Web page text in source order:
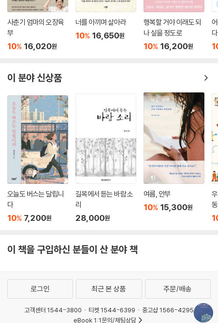
수행을 평가하기 시작합니다. 그 순간 명상은 우리에게 조건 없는 자유를
가져다주는 시간이 아니라 과거의 모양을 재현해야 하는 숙제가 됩니다.
--- 「눈부신 체험에 속지 말자」 중에서
한번은 건물 입구에서 문을 아무리 밀어도 꿈쩍도 하지 않았던 적이 있습
움직이지 않았습니다. 그제야 알게 되었습니다. 그 문이 자동문이었다는
었다는 듯 저절로 열렸습니다. 그때 이런 생각이 들었습니다.
‘아, 내가 열어서 열린 게 아니었구나.’
‘원래부터 열리는 것인데, 내가 꼭 열어야 한다고 생각하면서 막고 있었던
거구나.’
--- 「내가 하는 게 아니다」 중에서
평온과 깨달음은 먼 미래에 도달해야 할 거창한 목적지가 아니다. 이미 늘
여기 있었지만, 너무 바쁘게 달리느라 보지 못했던 ‘지금 이 자리’의 소중함
을 알아차리는 일이다. 이 책은 곽정은 작가의 말처럼 성찰이라는 인생의
두 번째 길을 걷도록 돕는다. 자신의 생각을 좀 더 객관적으로 바라보고, 지
조용한 발견
혜민 스님은 우리가 이미 하늘처럼 넓고 바다처럼 깊은 존재임을 따뜻한
언어로 일깨운다. 우리는 더 나아져야 괜찮아지는 존재가 아니라는 것이
다. 이미 충분히 잘 살아가고 있다는 사실을 알아차리고 스스로를 밀어붙
이던 힘을 천천히 풀어보라고 제안한다. 불교의 ‘본래성불’이나 조건 없는
사랑의 가르침이 말하는 것처럼, 깨달음은 새롭게 얻어내는 게 아니라 이
미 늘 그 자리에 있었음을 알아차리는 일이다.
우리는 그동안 무언가를 더해야 한다고 믿으며 살아왔다. 어쩌면 한 걸음
만 뒤로 물러서면 스스로 열리는 자동문을 애써 열려고 힘을 쓰고 있었을
만들어 놓은 ‘나’를 내려놓고 처음부터 변한 적 없던 고요하고 ‘온전한 자
신’을 만나게 된다. 이 발견은 거창하거나 극적인 사건이 아니라 일상에서
그래서다. 이 책은 강하게 흔들지 않는다. 대신 조용히 스며든다. 읽다가 멈
추고, 생각을 바라보다 멈추는 그 사이에서 이전과는 조금 다른 자신을 마
주한다. 우리는 그동안 너무 애쓰며 살아왔다. 그 애씀에 숨어 있던 마음의
사춘기 엄마의 오장육
부
10% 16,020원
너를 아끼며 살아라
10% 16,650원
행복할 거야 이래도 되
나 싶을 정도로
10% 16,200원
다
이 분야 신상품
오늘도 버스는 달립니
다
10% 7,200원
길목에서 듣는 바람 소
리
28,000원
여름, 안부
10% 15,300원
이 책을 구입하신 분들이 산 분야 책
로그인 최근 본 상품 주문/배송
고객센터 1544-3800 티켓 1544-6399
중고샵 1566-4295
eBook 1:1문의/채팅상담